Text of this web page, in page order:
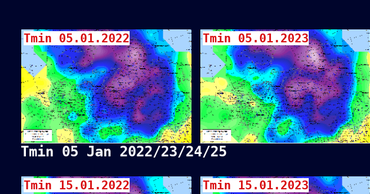
Tmin 05.01.2022 Tmin 05.01.2023
Tmin 05 Jan 2022/23/24/25
Tmin 15.01.2022 Tmin 15.01.2023